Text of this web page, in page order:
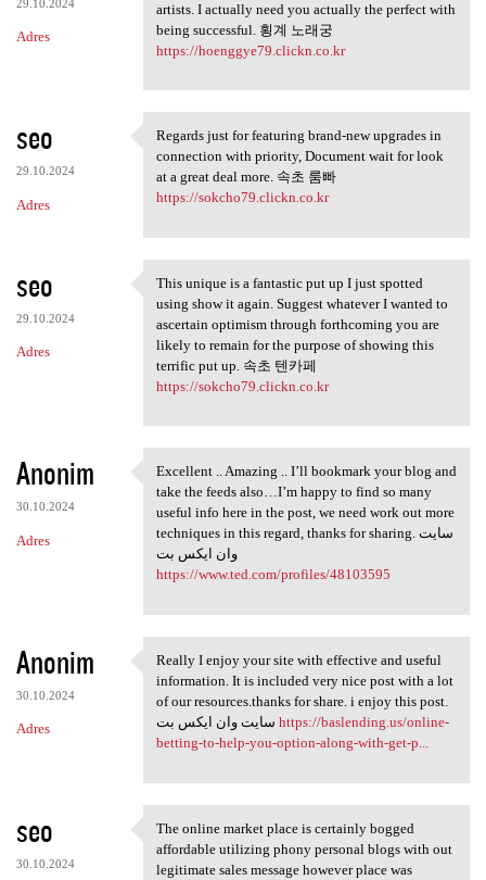
29.10.2024
Adres
artists. I actually need you actually the perfect with
being successful. 횡계 노래궁
https://hoenggye79.clickn.co.kr
seo
29.10.2024
Adres
Regards just for featuring
Regards just for featuring brand-new upgrades in
connection with priority, Document wait for look
at a great deal more. 속초 룸빠
https://sokcho79.clickn.co.kr
seo
29.10.2024
Adres
This unique is a fantastic
This unique is a fantastic put up I just spotted
using show it again. Suggest whatever I wanted to
ascertain optimism through forthcoming you are
likely to remain for the purpose of showing this
terrific put up. 속초 텐카페
https://sokcho79.clickn.co.kr
Anonim
30.10.2024
Adres
Excellent .. Amazing .. I’ll
Excellent .. Amazing .. I’ll bookmark your blog and
take the feeds also…I’m happy to find so many
useful info here in the post, we need work out more
techniques in this regard, thanks for sharing. سایت
وان ایکس بت
https://www.ted.com/profiles/48103595
Anonim
30.10.2024
Adres
Really I enjoy your site with
Really I enjoy your site with effective and useful
information. It is included very nice post with a lot
of our resources.thanks for share. i enjoy this post.
https://baslending.us/online-
betting-to-help-you-option-along-with-get-p...
seo
30.10.2024
The online market place is
The online market place is certainly bogged
affordable utilizing phony personal blogs with out
legitimate sales message however place was